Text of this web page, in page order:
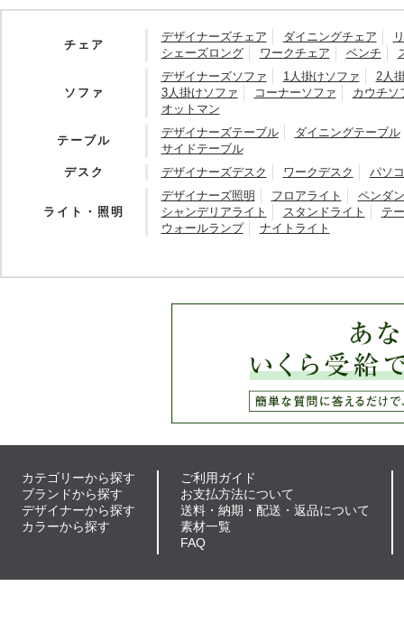
チェア
デザイナーズチェア ダイニングチェア
シェーズロング
ワークチェア ベンチ
ソファ
デザイナーズソファ 1人掛けソファ
2人
3人掛けソファ
コーナーソファ
カウチソ
オットマン
テーブル
デザイナーズテーブル
ダイニングテーブル
サイドテーブル
デスク
デザイナーズデスク ワークデスク パソ
ライト・照明
デザイナーズ照明 フロアライト
ペンダ
シャンデリアライト
スタンドライト
テ
ウォールランプ
ナイトライト
カテゴリーから探す
ブランドから探す
デザイナーから探す
カラーから探す
ご利用ガイド
お支払方法について
送料・納期・配送・返品について
素材一覧
FAQ